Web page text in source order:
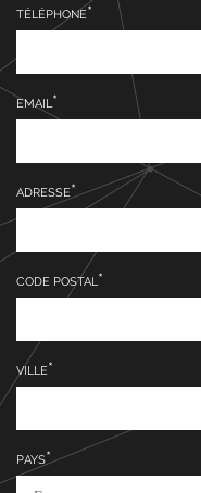
TÉLÉPHONE
EMAIL
ADRESSE
CODE POSTAL
VILLE
PAYS